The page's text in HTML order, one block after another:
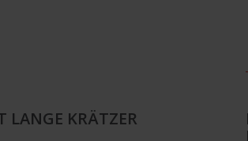
LANGE KRÄTZER